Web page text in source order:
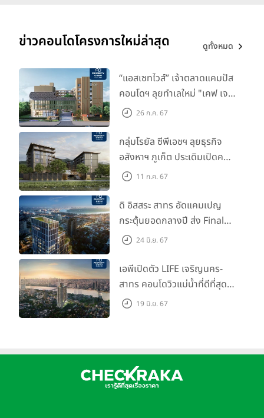
ข่าวคอนโดโครงการใหม่ล่าสุด ดูทั้งหมด
“แอสเซทไวส์” เจ้าตลาดแคมปัส
คอนโดฯ ลุยทำเลใหม่ "เคฟ เจ
เนซิส นครปฐม" จับมือพาร์ท
26 ก.ค. 67
กลุ่มโรยัล ซีพีเอชฯ ลุยธุรกิจ
อสังหาฯ ภูเก็ต ประเดิมเปิดคอน
โดฯ "เลค อเวนิว ภูเก็ต" พรีเซล
11 ก.ค. 67
ดิ อิสสระ สาทร อัดแคมเปญ
กระตุ้นยอดกลางปี ส่ง Final
Call ห้องหลุดดาวน์ หั่นราคา
24 มิ.ย. 67
เอพีเปิดตัว LIFE เจริญนคร-
สาทร คอนโดวิวแม่น้ำที่ดีที่สุด
กับชีวิตที่เหนือกว่าในทุกมิติ
19 มิ.ย. 67